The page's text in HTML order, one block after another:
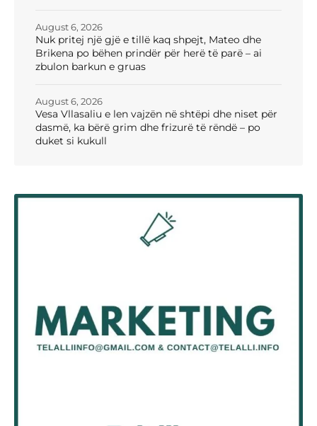
Nuk pritej një gjë e tillë kaq shpejt, Mateo dhe
Brikena po bëhen prindër për herë të parë – ai
zbulon barkun e gruas
August 6, 2026
Vesa Vllasaliu e len vajzën në shtëpi dhe niset për
dasmë, ka bërë grim dhe frizurë të rëndë – po
duket si kukull
August 6, 2026